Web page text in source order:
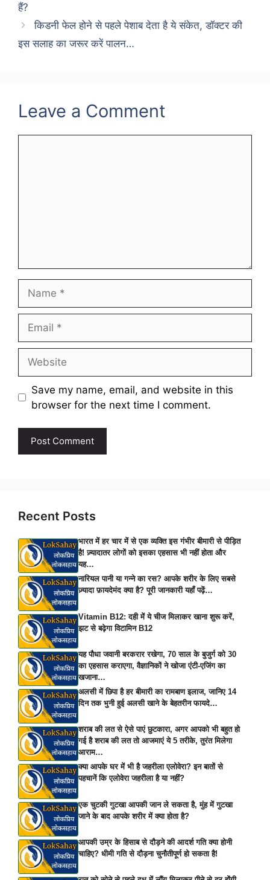
हैं?
किडनी फेल होने से पहले पेशाब देता है ये संकेत, डॉक्टर की
इस सलाह का जरूर करें पालन…
Leave a Comment
Save my name, email, and website in this
browser for the next time I comment.
Recent Posts
भारत में हर चार में से एक व्यक्ति इस गंभीर बीमारी से पीड़ित
है! ज़्यादातर लोगों को इसका एहसास भी नहीं होता और
यह…
नारियल पानी या गन्ने का रस? आपके शरीर के लिए सबसे
ज़्यादा फ़ायदेमंद क्या है? पूरी जानकारी यहाँ पढ़ें…
Vitamin B12: दही में ये चीज मिलाकर खाना शुरू करें,
झट से बढ़ेगा विटामिन B12
यह पौधा जवानी बरकरार रखेगा, 70 साल के बुजुर्ग को 30
का एहसास कराएगा, वैज्ञानिकों ने खोजा एंटी-एजिंग का
खजाना…
अलसी में छिपा है हर बीमारी का रामबाण इलाज, जानिए 14
दिन तक भुनी हुई अलसी खाने के बेहतरीन फायदे…
शराब की लत से ऐसे पाएं छुटकारा, अगर आपको भी बहुत हो
गई है शराब की लत तो आजमाएं ये 5 तरीके, तुरंत मिलेगा
आराम…
क्या आपके घर में भी है जहरीला एलोवेरा? इन बातों से
पहचानें कि एलोवेरा जहरीला है या नहीं?
एक चुटकी गुटखा आपकी जान ले सकता है, मुंह में गुटखा
जाने के बाद आपके शरीर में क्या होता है?
आपकी उम्र के हिसाब से दौड़ने की आदर्श गति क्या होनी
चाहिए? धीमी गति से दौड़ना चुनौतीपूर्ण हो सकता है!